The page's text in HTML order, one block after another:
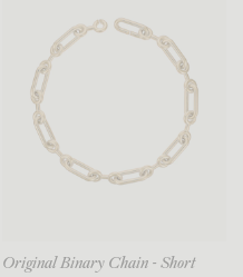
Original Binary Chain - Short